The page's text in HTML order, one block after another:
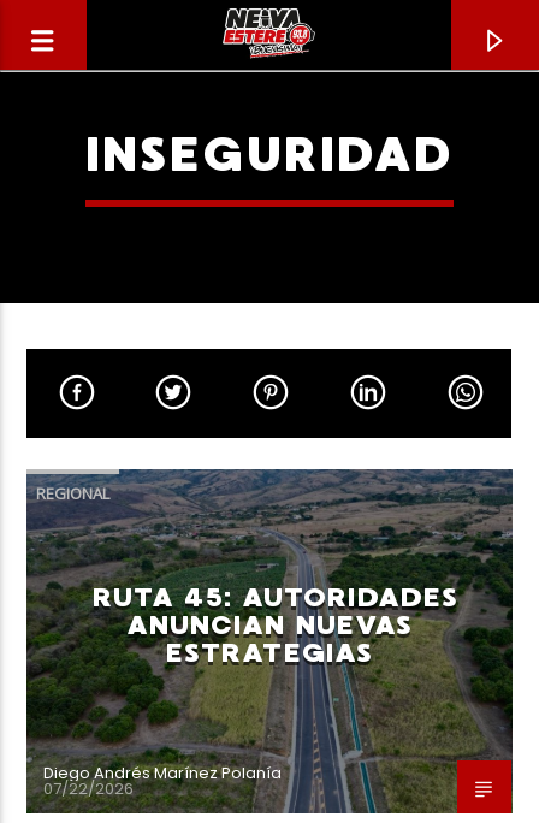
TÍTULO
ARTISTA
Neiva Estereo
INSEGURIDAD
REGIONAL
RUTA 45: AUTORIDADES
ANUNCIAN NUEVAS
ESTRATEGIAS
Diego Andrés Marínez Polanía
07/22/2026